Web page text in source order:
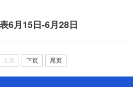
作品参加第十五届“挑战杯”中国大
推...
6月15日-6月28日
上页 下页 尾页